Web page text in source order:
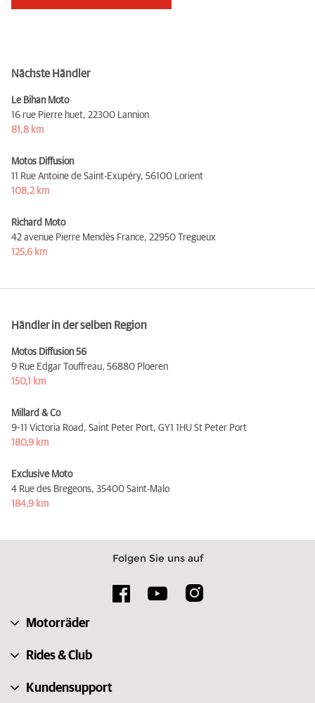
Nächste Händler
Le Bihan Moto
16 rue Pierre huet, 22300 Lannion
81,8 km
Motos Diffusion
11 Rue Antoine de Saint-Exupéry, 56100 Lorient
108,2 km
Richard Moto
42 avenue Pierre Mendès France, 22950 Tregueux
125,6 km
Händler in der selben Region
Motos Diffusion 56
9 Rue Edgar Touffreau, 56880 Ploeren
150,1 km
Millard & Co
9-11 Victoria Road, Saint Peter Port, GY1 1HU St Peter Port
180,9 km
Exclusive Moto
4 Rue des Bregeons, 35400 Saint-Malo
184,9 km
Folgen Sie uns auf
Motorräder
Rides & Club
Kundensupport